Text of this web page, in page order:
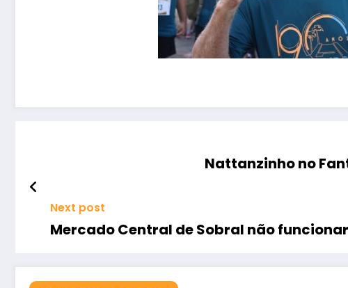
Nattanzinho no
Next post
Mercado Central de Sobral não